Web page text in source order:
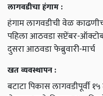
लागवडीचा हंगाम :
हंगाम लागवडीची वेळ
पहिला आठवडा सप्टेंबर-
दुसरा आठवडा फेब्रुवारी-मार्च
खत व्यवस्थापन :
बटाटा पिकास लागवडीपूर्वी